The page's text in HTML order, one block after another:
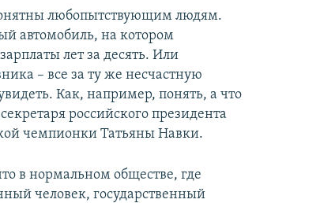
любопытствующим людям.
автомобиль, на котором
лет за десять. Или
– все за ту же несчастную
Как, например, понять, а что
российского президента
чемпионки Татьяны Навки.
в нормальном обществе, где
человек, государственный